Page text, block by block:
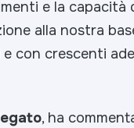
e la capacità
alla nostra
con crescenti
, ha